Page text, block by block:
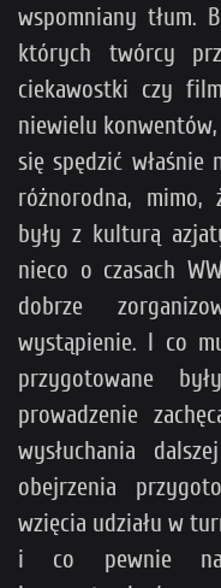
wspomniany tłum.
których twórcy
ciekawostki czy
niewielu konwentów,
się spędzić właśnie
różnorodna, mimo,
były z kulturą
nieco o czasach
dobrze
wystąpienie. I co
przygotowane
prowadzenie
wysłuchania
obejrzenia
wzięcia udziału w
i co pewnie